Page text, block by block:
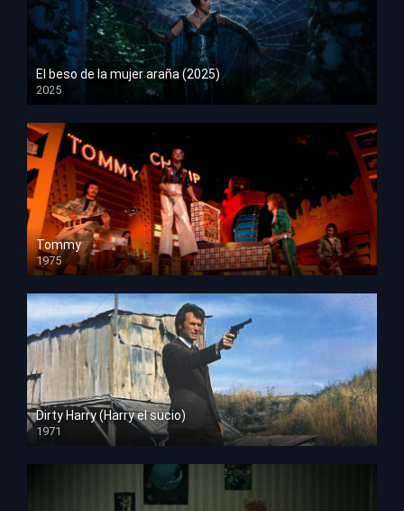
El beso de la mujer araña (2025)
2025
HD 1080p
Tommy
1975
HD 1080p
Dirty Harry (Harry el sucio)
1971
HD 1080p